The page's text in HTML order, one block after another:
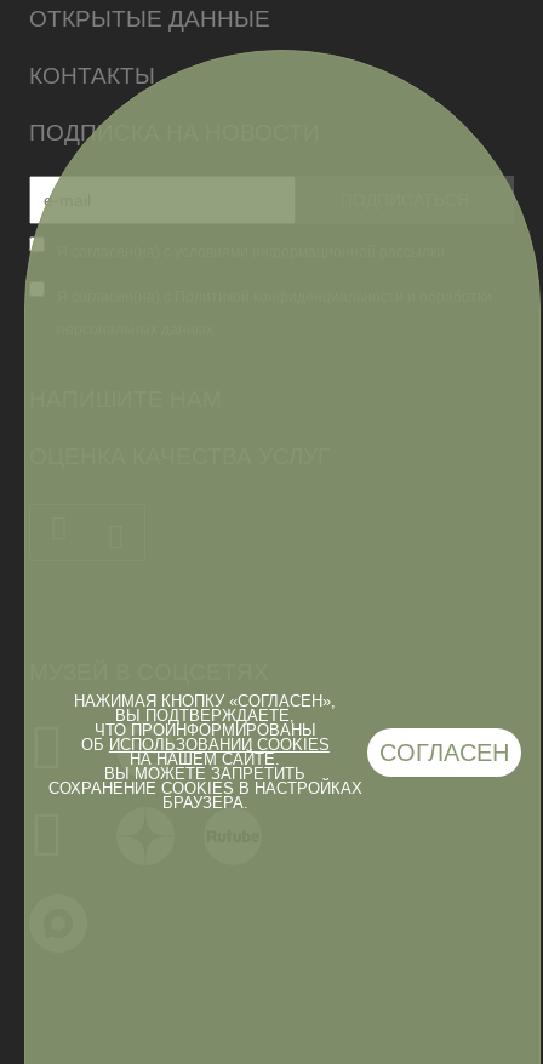
НАЖИМАЯ КНОПКУ «СОГЛАСЕН»,
ВЫ ПОДТВЕРЖДАЕТЕ,
ЧТО ПРОИНФОРМИРОВАНЫ
ОБ ИСПОЛЬЗОВАНИИ COOKIES
НА НАШЕМ САЙТЕ.
ВЫ МОЖЕТЕ ЗАПРЕТИТЬ
СОХРАНЕНИЕ COOKIES В НАСТРОЙКАХ
БРАУЗЕРА.
СОГЛАСЕН
ОТКРЫТЫЕ ДАННЫЕ
КОНТАКТЫ
ПОДПИСКА НА НОВОСТИ